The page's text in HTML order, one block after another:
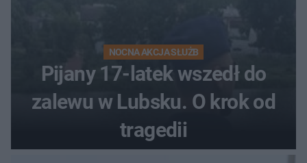
NOCNA AKCJA SŁUŻB
Pijany 17-latek wszedł do
zalewu w Lubsku. O krok od
tragedii